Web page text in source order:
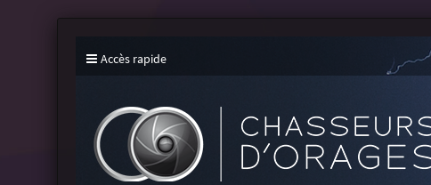
Accès rapide